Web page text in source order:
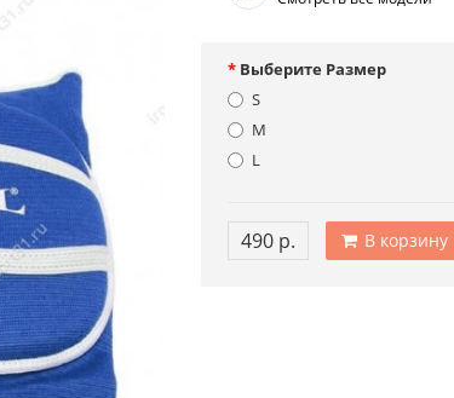
Выберите Размер
S
M
L
490 р. В корзину